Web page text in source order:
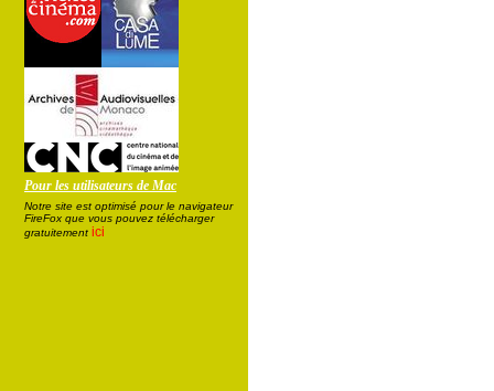
Pour les utilisateurs de Mac
Notre site est optimisé pour le navigateur
FireFox que vous pouvez télécharger
gratuitement ici